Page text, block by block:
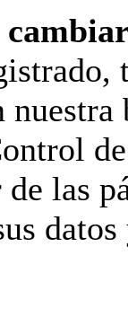
las